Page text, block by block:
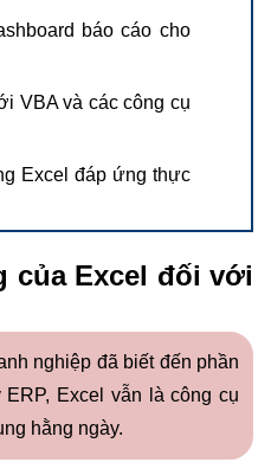
báo cáo cho
VBA và các công cụ
Excel đáp ứng thực
của Excel đối với
nghiệp đã biết đến phần
Excel vẫn là công cụ
hằng ngày.